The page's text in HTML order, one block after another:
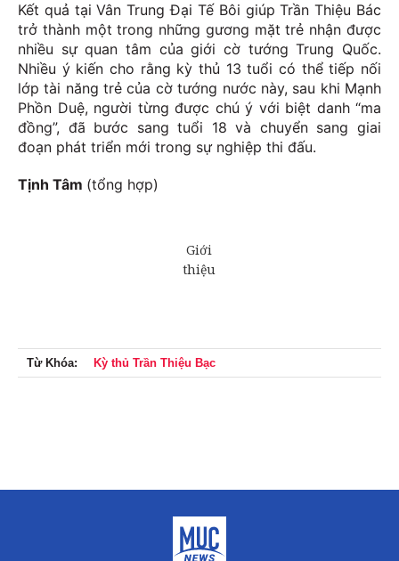
Kết quả tại Vân Trung Đại Tế Bôi giúp Trần Thiệu Bác
trở thành một trong những gương mặt trẻ nhận được
nhiều sự quan tâm của giới cờ tướng Trung Quốc.
Nhiều ý kiến cho rằng kỳ thủ 13 tuổi có thể tiếp nối
lớp tài năng trẻ của cờ tướng nước này, sau khi Mạnh
Phồn Duệ, người từng được chú ý với biệt danh “ma
đồng”, đã bước sang tuổi 18 và chuyển sang giai
đoạn phát triển mới trong sự nghiệp thi đấu.
Tịnh Tâm (tổng hợp)
Từ Khóa: Kỳ thủ Trần Thiệu Bạc